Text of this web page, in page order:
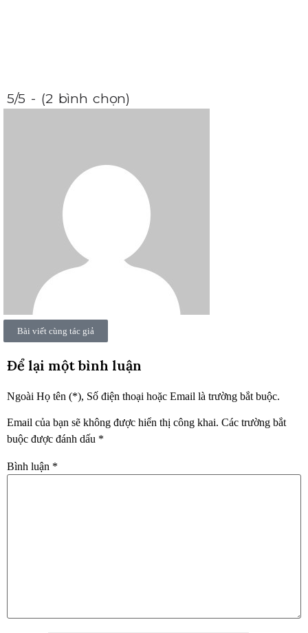
5/5 - (2 bình chọn)
Bài viết cùng tác giả
Để lại một bình luận
Ngoài Họ tên (*), Số điện thoại hoặc Email là trường bắt buộc.
Email của bạn sẽ không được hiển thị công khai. Các trường bắt
buộc được đánh dấu *
Bình luận *